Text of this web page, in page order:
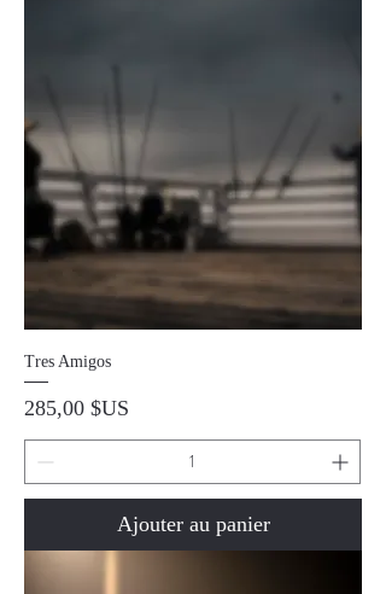
Tres Amigos
Prix
285,00 $US
Ajouter au panier